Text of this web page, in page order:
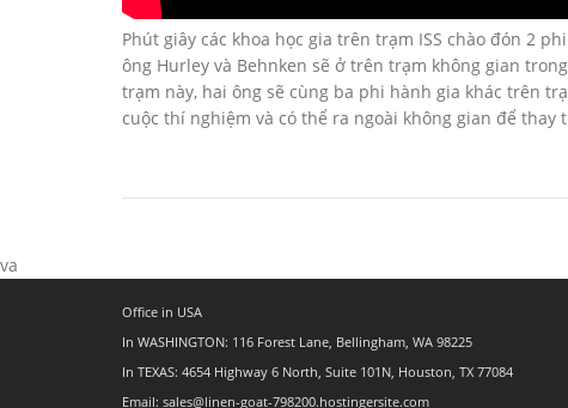
Phút giây các khoa học gia trên trạm ISS chào đón 2
ông Hurley và Behnken sẽ ở trên trạm không gian
trạm này, hai ông sẽ cùng ba phi hành gia khác trên
cuộc thí nghiệm và có thể ra ngoài không gian để
va
Office in USA
In WASHINGTON: 116 Forest Lane, Bellingham, WA 98225
In TEXAS: 4654 Highway 6 North, Suite 101N, Houston, TX 77084
Email: sales@linen-goat-798200.hostingersite.com